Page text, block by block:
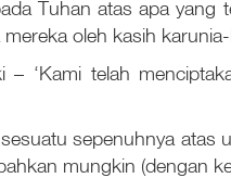
Tuhan atas apa yang
oleh kasih karunia-
‘Kami telah
sepenuhnya atas
mungkin (dengan